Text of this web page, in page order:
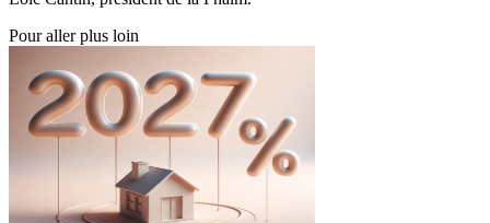
Pour aller plus loin